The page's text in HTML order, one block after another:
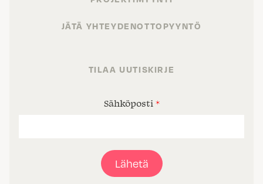
JÄTÄ YHTEYDENOTTOPYYNTÖ
TILAA UUTISKIRJE
Sähköposti *
Lähetä